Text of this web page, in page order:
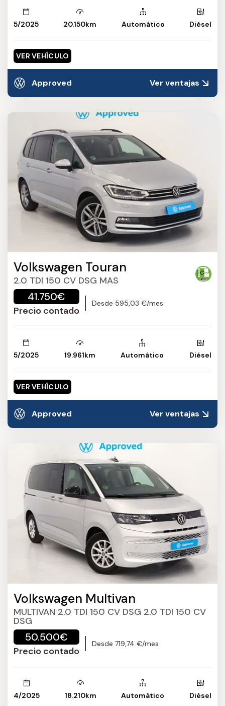
5/2025 20.150km Automático Diésel
VER VEHÍCULO
Approved Ver ventajas
Volkswagen Touran
2.0 TDI 150 CV DSG MAS
41.750€
Precio contado
Desde 595,03 €/mes
5/2025 19.961km Automático Diésel
VER VEHÍCULO
Approved Ver ventajas
Volkswagen Multivan
MULTIVAN 2.0 TDI 150 CV DSG 2.0 TDI 150 CV
DSG
50.500€
Precio contado
Desde 719,74 €/mes
4/2025 18.210km Automático Diésel